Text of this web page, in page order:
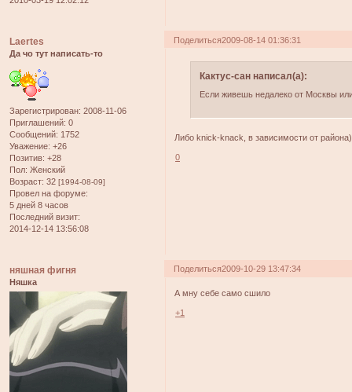
Поделиться2009-08-14 01:36:31
Laertes
Да чо тут написать-то
Зарегистрирован: 2008-11-06
Приглашений: 0
Сообщений: 1752
Уважение: +26
Позитив: +28
Пол: Женский
Возраст: 32 [1994-08-09]
Провел на форуме:
5 дней 8 часов
Последний визит:
2014-12-14 13:56:08
Кактус-сан написал(а):
Если живешь недалеко от Москвы
Либо knick-knack, в зависимости от
0
Поделиться2009-10-29 13:47:34
няшная фигня
Няшка
А мну себе само сшило
+1